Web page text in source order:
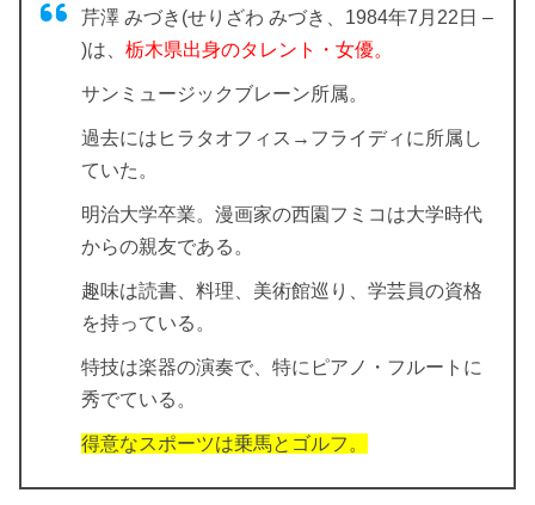
芹澤 みづき(せりざわ みづき、1984年7月22日 –
)は、 栃木県出身のタレント・女優。
サンミュージックブレーン所属。
過去にはヒラタオフィス→フライディに所属し
ていた。
明治大学卒業。漫画家の西園フミコは大学時代
からの親友である。
趣味は読書、料理、美術館巡り、学芸員の資格
を持っている。
特技は楽器の演奏で、特にピアノ・フルートに
秀でている。
得意なスポーツは乗馬とゴルフ。